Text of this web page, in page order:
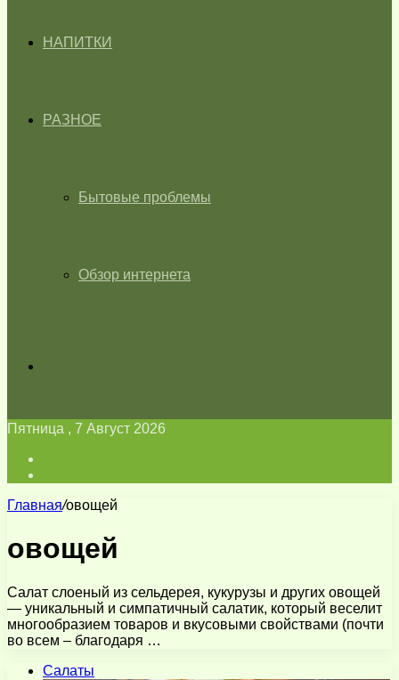
НАПИТКИ
РАЗНОЕ
Бытовые проблемы
Обзор интернета
Пятница , 7 Август 2026
Главная/овощей
овощей
Салат слоеный из сельдерея, кукурузы и других овощей
— уникальный и симпатичный салатик, который веселит
многообразием товаров и вкусовыми свойствами (почти
во всем – благодаря …
Салаты